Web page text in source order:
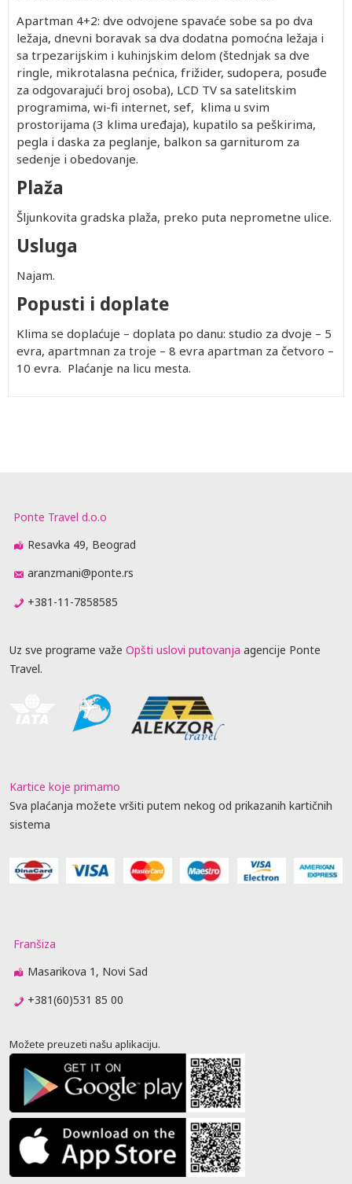
Apartman 4+2: dve odvojene spavaće sobe sa po dva
ležaja, dnevni boravak sa dva dodatna pomoćna ležaja i
sa trpezarijskim i kuhinjskim delom (štednjak sa dve
ringle, mikrotalasna pećnica, frižider, sudopera, posuđe
za odgovarajući broj osoba), LCD TV sa satelitskim
programima, wi-fi internet, sef, klima u svim
prostorijama (3 klima uređaja), kupatilo sa peškirima,
pegla i daska za peglanje, balkon sa garniturom za
sedenje i obedovanje.
Plaža
Šljunkovita gradska plaža, preko puta neprometne ulice.
Usluga
Najam.
Popusti i doplate
Klima se doplaćuje – doplata po danu: studio za dvoje – 5
evra, apartmnan za troje – 8 evra apartman za četvoro –
10 evra. Plaćanje na licu mesta.
Ponte Travel d.o.o
Resavka 49, Beograd
aranzmani@ponte.rs
+381-11-7858585
Uz sve programe važe Opšti uslovi putovanja agencije Ponte
Travel.
Kartice koje primamo
Sva plaćanja možete vršiti putem nekog od prikazanih kartičnih
sistema
Franšiza
Masarikova 1, Novi Sad
+381(60)531 85 00
Možete preuzeti našu aplikaciju.